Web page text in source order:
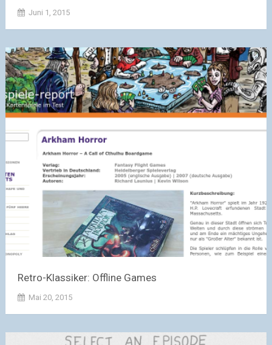
Juni 1, 2015
Retro-Klassiker: Offline Games
Mai 20, 2015